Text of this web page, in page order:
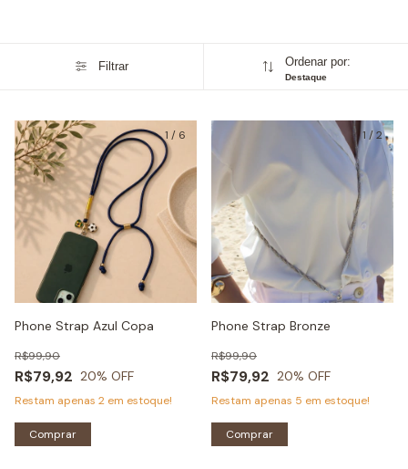
Filtrar Ordenar por:
Destaque
1 / 6
Phone Strap Azul Copa
R$79,92
R$99,90
20% OFF
Restam apenas 2 em estoque!
Comprar
1 /2
Phone Strap Bronze
R$79,92
R$99,90
20% OFF
Restam apenas 5 em estoque!
Comprar